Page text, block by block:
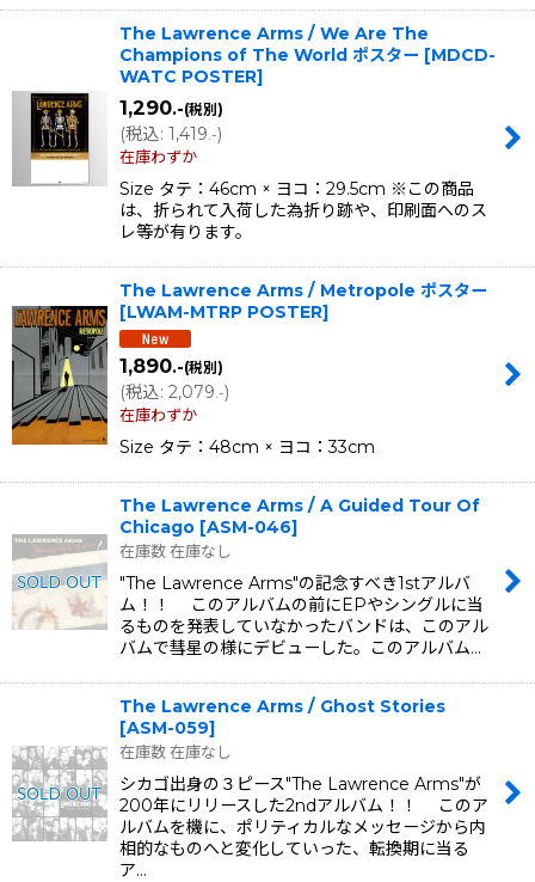
The Lawrence Arms / We Are The
Champions of The World ポスター [MDCD-
WATC POSTER]
1,290.-(税別)
(税込: 1,419.-)
在庫わずか
Size タテ：46cm × ヨコ：29.5cm ※この商品
は、折られて入荷した為折り跡や、印刷面へのス
レ等が有ります。
The Lawrence Arms / Metropole ポスター
[LWAM-MTRP POSTER]
1,890.-(税別)
(税込: 2,079 .-)
在庫わずか
Size タテ：48cm × ヨコ：33cm
The Lawrence Arms / A Guided Tour Of
Chicago [ASM-046]
在庫数 在庫なし
"The Lawrence Arms"の記念すべき1stアルバ
ム！！ このアルバムの前にEPやシングルに当
るものを発表していなかったバンドは、このアル
バムで彗星の様にデビューした。このアルバム…
The Lawrence Arms / Ghost Stories
[ASM-059]
在庫数 在庫なし
シカゴ出身の３ピース"The Lawrence Arms"が
200年にリリースした2ndアルバム！！ このア
ルバムを機に、ポリティカルなメッセージから内
相的なものへと変化していった、転換期に当る
ア…